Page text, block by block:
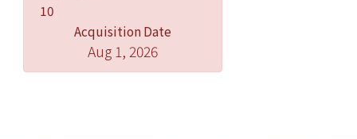
10
Acquisition Date
Aug 1, 2026